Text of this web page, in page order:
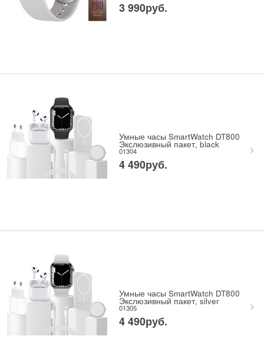
3 990руб.
Умные часы SmartWatch DT800
Экслюзивный пакет, black
01304
4 490руб.
Умные часы SmartWatch DT800
Экслюзивный пакет, silver
01305
4 490руб.